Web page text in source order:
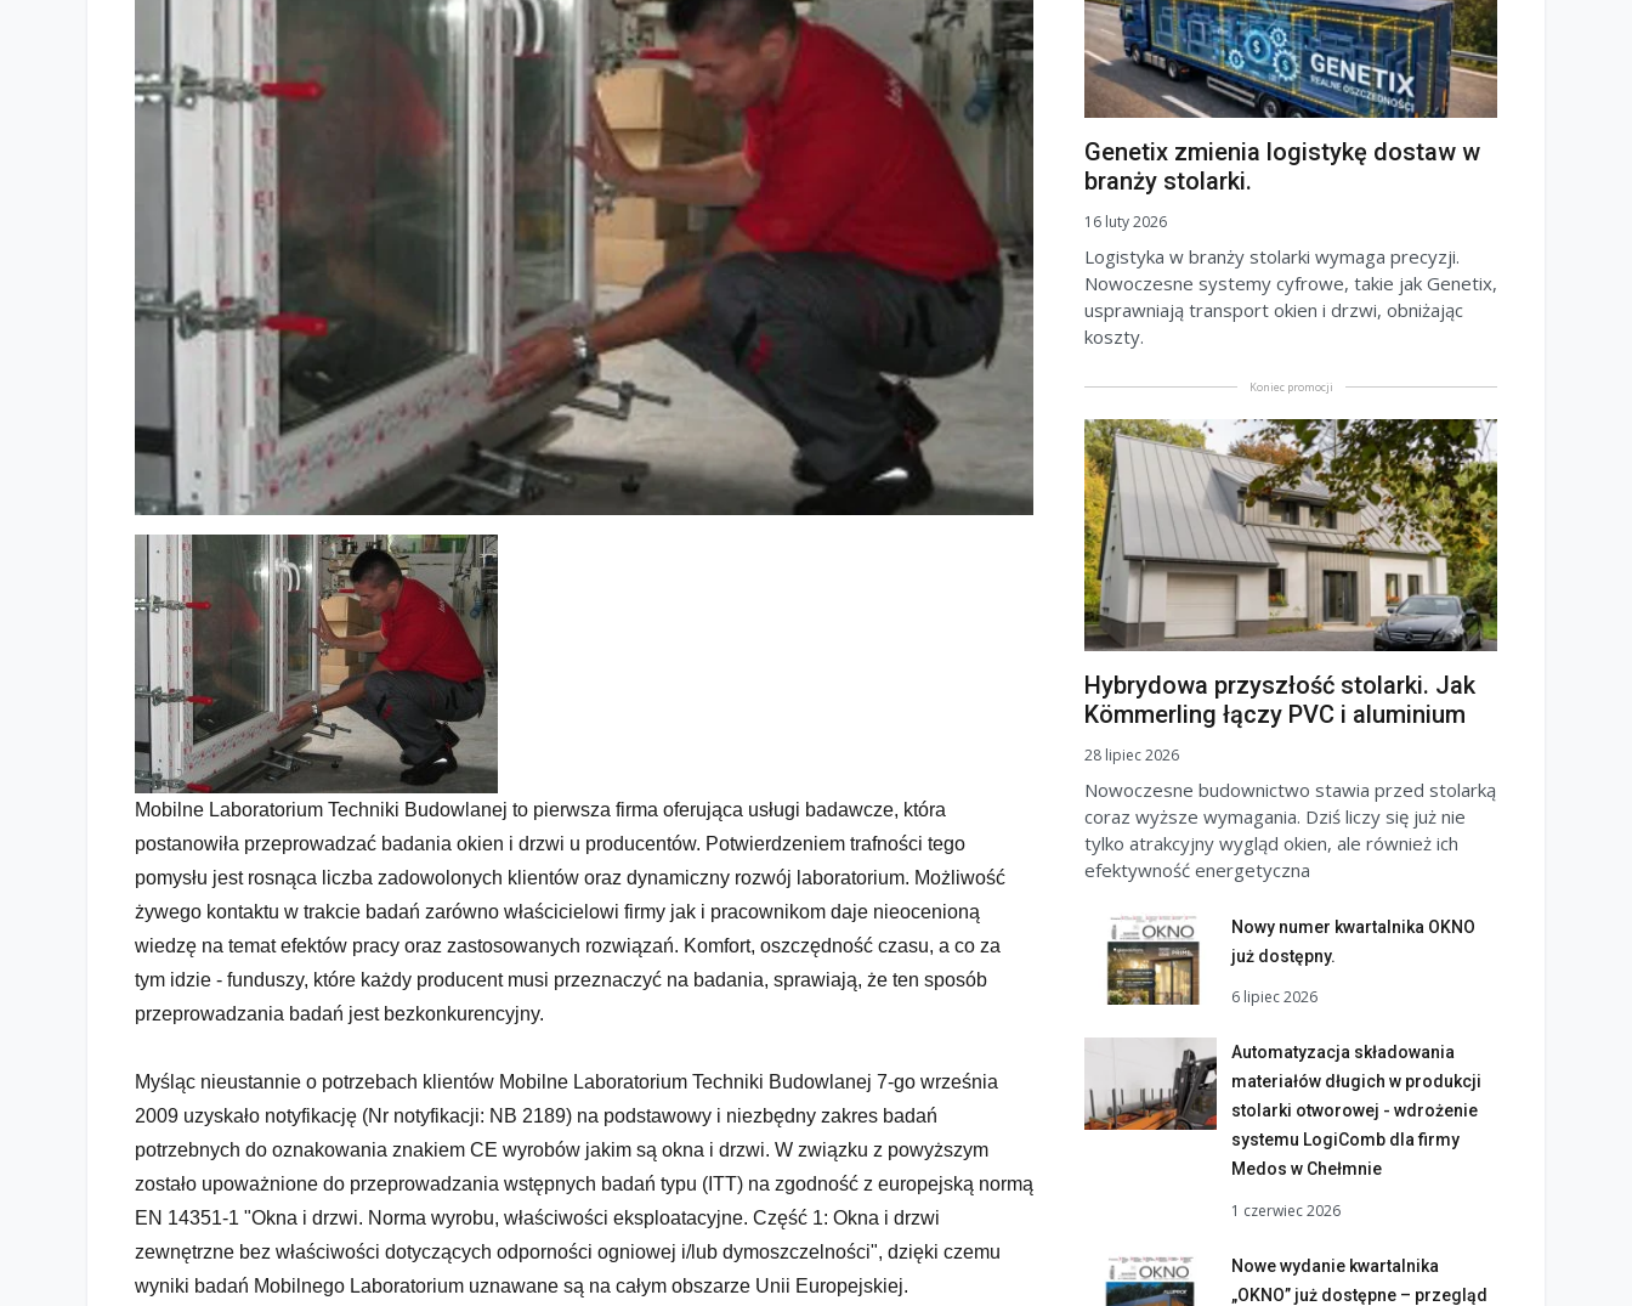
Laboratorium przyjedzie do Ciebie
Mobilne Laboratorium Techniki Budowlanej to pierwsza firma oferująca usługi badawcze, która
postanowiła przeprowadzać badania okien i drzwi u producentów. Potwierdzeniem trafności tego
pomysłu jest rosnąca liczba zadowolonych klientów oraz dynamiczny rozwój laboratorium. Możliwość
żywego kontaktu w trakcie badań zarówno właścicielowi firmy jak i pracownikom daje nieocenioną
wiedzę na temat efektów pracy oraz zastosowanych rozwiązań. Komfort, oszczędność czasu, a co za
tym idzie - funduszy, które każdy producent musi przeznaczyć na badania, sprawiają, że ten sposób
przeprowadzania badań jest bezkonkurencyjny.
Myśląc nieustannie o potrzebach klientów Mobilne Laboratorium Techniki Budowlanej 7-go września
2009 uzyskało notyfikację (Nr notyfikacji: NB 2189) na podstawowy i niezbędny zakres badań
potrzebnych do oznakowania znakiem CE wyrobów jakim są okna i drzwi. W związku z powyższym
zostało upoważnione do przeprowadzania wstępnych badań typu (ITT) na zgodność z europejską normą
EN 14351-1 "Okna i drzwi. Norma wyrobu, właściwości eksploatacyjne. Część 1: Okna i drzwi
zewnętrzne bez właściwości dotyczących odporności ogniowej i/lub dymoszczelności", dzięki czemu
wyniki badań Mobilnego Laboratorium uznawane są na całym obszarze Unii Europejskiej.
Genetix zmienia logistykę dostaw w
branży stolarki.
16 luty 2026
Logistyka w branży stolarki wymaga precyzji.
Nowoczesne systemy cyfrowe, takie jak Genetix,
usprawniają transport okien i drzwi, obniżając
koszty.
Koniec promocji
Hybrydowa przyszłość stolarki. Jak
Kömmerling łączy PVC i aluminium
28 lipiec 2026
Nowoczesne budownictwo stawia przed stolarką
coraz wyższe wymagania. Dziś liczy się już nie
tylko atrakcyjny wygląd okien, ale również ich
efektywność energetyczna
Nowy numer kwartalnika OKNO
już dostępny.
6 lipiec 2026
Automatyzacja składowania
materiałów długich w produkcji
stolarki otworowej - wdrożenie
systemu LogiComb dla firmy
Medos w Chełmnie
1 czerwiec 2026
Nowe wydanie kwartalnika
„OKNO” już dostępne – przegląd